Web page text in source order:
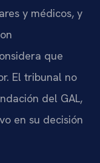
y médicos, y
que
El tribunal no
del GAL,
en su decisión